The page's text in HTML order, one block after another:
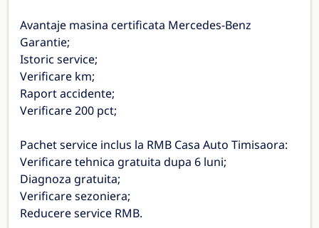
Avantaje masina certificata Mercedes-Benz
Garantie;
Istoric service;
Verificare km;
Raport accidente;
Verificare 200 pct;
Pachet service inclus la RMB Casa Auto Timisaora:
Verificare tehnica gratuita dupa 6 luni;
Diagnoza gratuita;
Verificare sezoniera;
Reducere service RMB.